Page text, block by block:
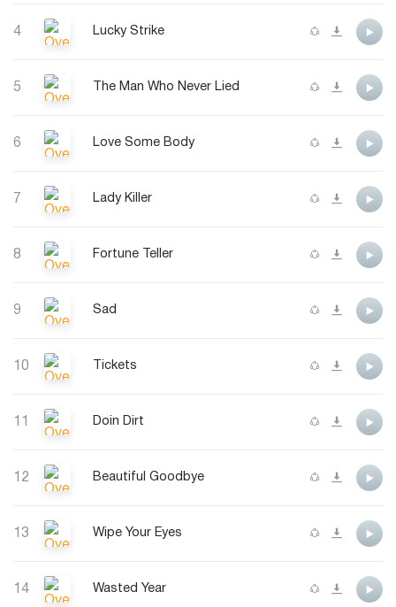
4 Lucky Strike
5 The Man Who Never Lied
6 Love Some Body
7 Lady Killer
8 Fortune Teller
9 Sad
10 Tickets
11 Doin Dirt
12 Beautiful Goodbye
13 Wipe Your Eyes
14 Wasted Year